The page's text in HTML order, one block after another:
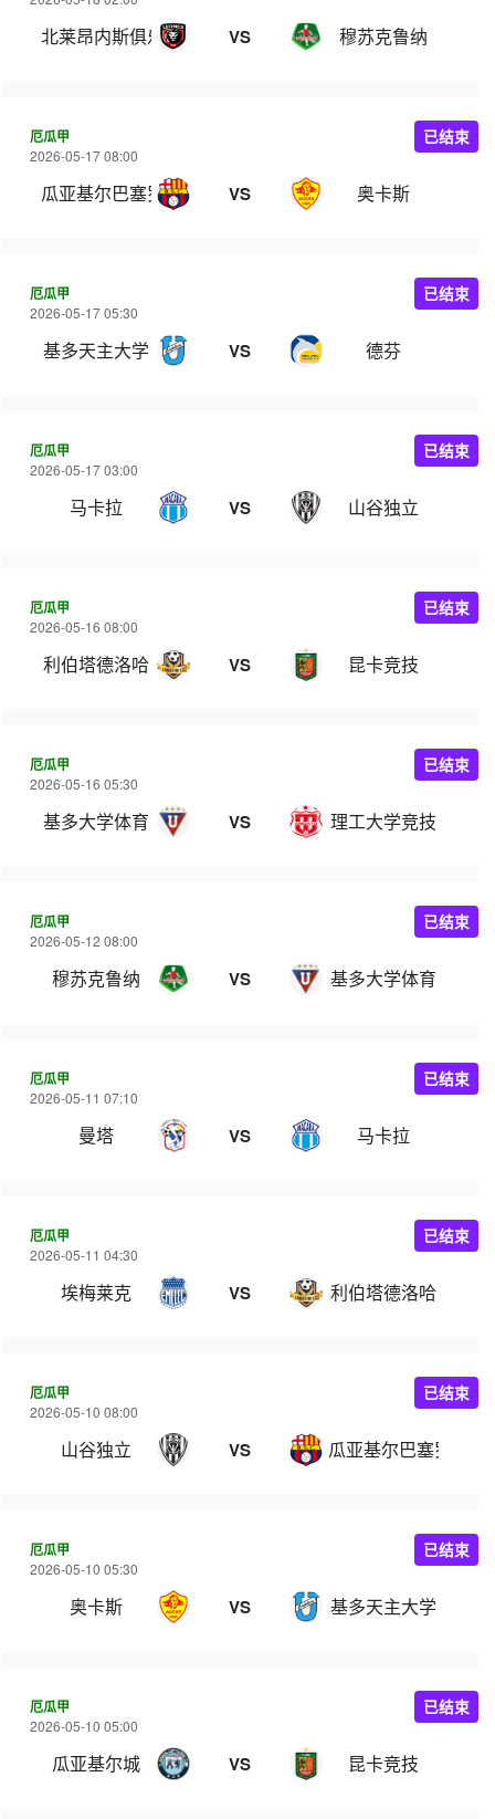
北莱昂内斯俱乐部 VS 穆苏克鲁纳
厄瓜甲
2026-05-17 08:00
瓜亚基尔巴塞罗那 VS 奥卡斯
已结束
厄瓜甲
2026-05-17 05:30
基多天主大学 VS 德芬
已结束
厄瓜甲
2026-05-17 03:00
马卡拉 VS 山谷独立
已结束
厄瓜甲
2026-05-16 08:00
利伯塔德洛哈 VS 昆卡竞技
已结束
厄瓜甲
2026-05-16 05:30
基多大学体育 VS 理工大学竞技
已结束
厄瓜甲
2026-05-12 08:00
穆苏克鲁纳 VS 基多大学体育
已结束
厄瓜甲
2026-05-11 07:10
曼塔 VS 马卡拉
已结束
厄瓜甲
2026-05-11 04:30
埃梅莱克 VS 利伯塔德洛哈
已结束
厄瓜甲
2026-05-10 08:00
山谷独立 VS 瓜亚基尔巴塞罗那
已结束
厄瓜甲
2026-05-10 05:30
奥卡斯 VS 基多天主大学
已结束
厄瓜甲
2026-05-10 05:00
瓜亚基尔城 VS 昆卡竞技
已结束